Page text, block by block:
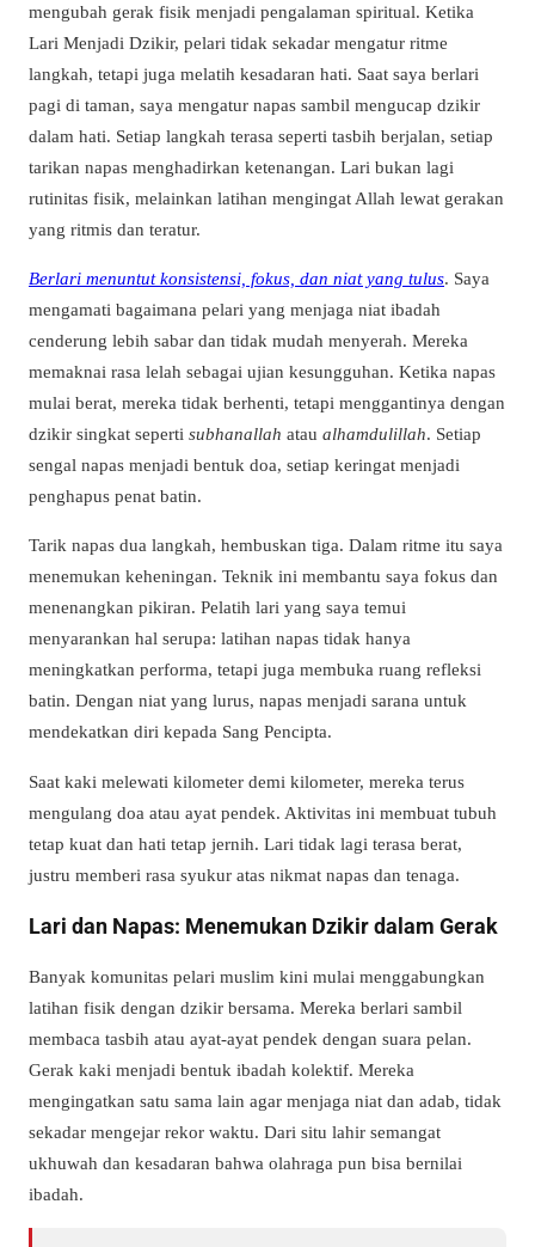
mengubah gerak fisik menjadi pengalaman spiritual. Ketika
Lari Menjadi Dzikir, pelari tidak sekadar mengatur ritme
langkah, tetapi juga melatih kesadaran hati. Saat saya berlari
pagi di taman, saya mengatur napas sambil mengucap dzikir
dalam hati. Setiap langkah terasa seperti tasbih berjalan, setiap
tarikan napas menghadirkan ketenangan. Lari bukan lagi
rutinitas fisik, melainkan latihan mengingat Allah lewat gerakan
yang ritmis dan teratur.
Berlari menuntut konsistensi, fokus, dan niat yang tulus. Saya
mengamati bagaimana pelari yang menjaga niat ibadah
cenderung lebih sabar dan tidak mudah menyerah. Mereka
memaknai rasa lelah sebagai ujian kesungguhan. Ketika napas
mulai berat, mereka tidak berhenti, tetapi menggantinya dengan
dzikir singkat seperti subhanallah atau alhamdulillah. Setiap
sengal napas menjadi bentuk doa, setiap keringat menjadi
penghapus penat batin.
Tarik napas dua langkah, hembuskan tiga. Dalam ritme itu saya
menemukan keheningan. Teknik ini membantu saya fokus dan
menenangkan pikiran. Pelatih lari yang saya temui
menyarankan hal serupa: latihan napas tidak hanya
meningkatkan performa, tetapi juga membuka ruang refleksi
batin. Dengan niat yang lurus, napas menjadi sarana untuk
mendekatkan diri kepada Sang Pencipta.
Saat kaki melewati kilometer demi kilometer, mereka terus
mengulang doa atau ayat pendek. Aktivitas ini membuat tubuh
tetap kuat dan hati tetap jernih. Lari tidak lagi terasa berat,
justru memberi rasa syukur atas nikmat napas dan tenaga.
Lari dan Napas: Menemukan Dzikir dalam Gerak
Banyak komunitas pelari muslim kini mulai menggabungkan
latihan fisik dengan dzikir bersama. Mereka berlari sambil
membaca tasbih atau ayat-ayat pendek dengan suara pelan.
Gerak kaki menjadi bentuk ibadah kolektif. Mereka
mengingatkan satu sama lain agar menjaga niat dan adab, tidak
sekadar mengejar rekor waktu. Dari situ lahir semangat
ukhuwah dan kesadaran bahwa olahraga pun bisa bernilai
ibadah.